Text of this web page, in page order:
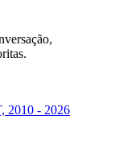
2010 - 2026